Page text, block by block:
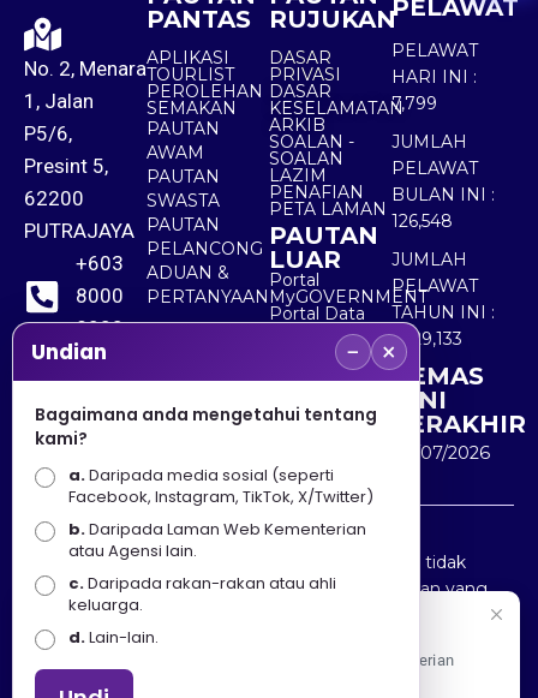
No. 2, Menara
1, Jalan
P5/6,
Presint 5,
62200
PUTRAJAYA
+603
8000
8000
+603
8891
7100
PANTAS
APLIKASI
TOURLIST
PEROLEHAN
SEMAKAN
PAUTAN
AWAM
PAUTAN
SWASTA
PAUTAN
PELANCONG
ADUAN &
PERTANYAAN
RUJUKAN
DASAR
PRIVASI
DASAR
KESELAMATAN
ARKIB
SOALAN -
SOALAN
LAZIM
PENAFIAN
PETA LAMAN
PAUTAN
LUAR
Portal
MyGOVERNMENT
Portal Data
Terbuka
Sektor Awam
PELAWAT
PELAWAT
HARI INI :
7,799
JUMLAH
PELAWAT
BULAN INI :
126,548
JUMLAH
PELAWAT
TAHUN INI :
5,529,133
KEMAS
KINI
TERAKHIR
30/07/2026
Penafian : Kerajaan Malaysia dan Kementerian
Pelancongan Seni dan Budaya (MOTAC) adalah tidak
bertanggungjawab atas kehilangan atau kerugian yang
disebabkan oleh penggunaan mana-mana maklumat
yang diperolehi dari portal ini.
Undian − ×
Bagaimana anda mengetahui tentang
kami?
a.Daripada media sosial (seperti
Facebook, Instagram, TikTok, X/Twitter)
b.Daripada Laman Web Kementerian
atau Agensi lain.
c.Daripada rakan-rakan atau ahli
keluarga.
d.Lain-lain.
Apa Khabar! Selamat datang ke Portal Rasmi Kementerian
Pelancongan, Seni dan Budaya